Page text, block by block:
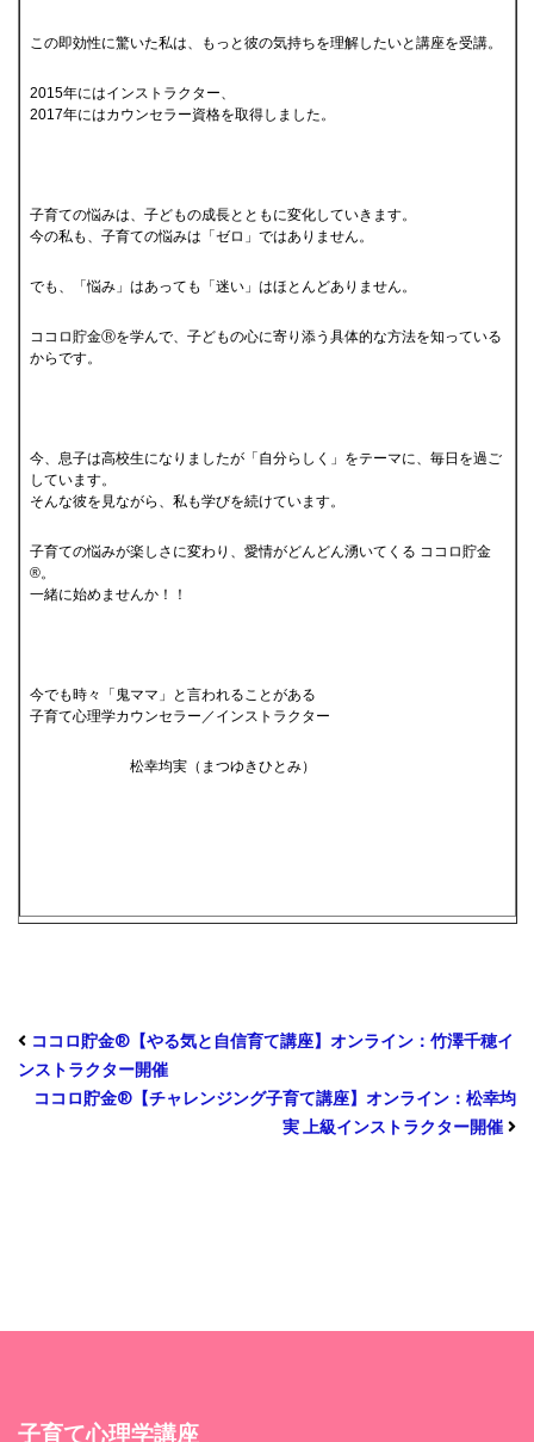
この即効性に驚いた私は、もっと彼の気持ちを理解したいと講座を受講。
2015年にはインストラクター、
2017年にはカウンセラー資格を取得しました。
子育ての悩みは、子どもの成長とともに変化していきます。
今の私も、子育ての悩みは「ゼロ」ではありません。
でも、「悩み」はあっても「迷い」はほとんどありません。
ココロ貯金Ⓡを学んで、子どもの心に寄り添う具体的な方法を知っている
からです。
今、息子は高校生になりましたが「自分らしく」をテーマに、毎日を過ご
しています。
そんな彼を見ながら、私も学びを続けています。
子育ての悩みが楽しさに変わり、愛情がどんどん湧いてくる ココロ貯金
®。
一緒に始めませんか！！
今でも時々「鬼ママ」と言われることがある
子育て心理学カウンセラー／インストラクター
松幸均実（まつゆきひとみ）
ココロ貯金®︎【やる気と自信育て講座】オンライン：竹澤千穂イ
ンストラクター開催
ココロ貯金®︎【チャレンジング子育て講座】オンライン：松幸均
実 上級インストラクター開催
子育て心理学講座